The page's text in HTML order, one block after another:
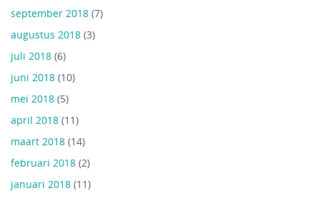
september 2018 (7)
augustus 2018 (3)
juli 2018 (6)
juni 2018 (10)
mei 2018 (5)
april 2018 (11)
maart 2018 (14)
februari 2018 (2)
januari 2018 (11)